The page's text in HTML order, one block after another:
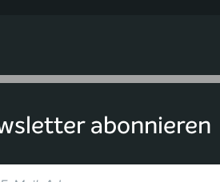
abonnieren